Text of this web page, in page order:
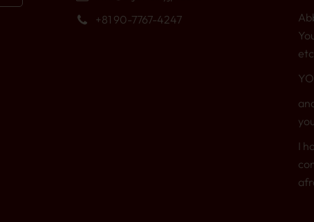
+81 90-7767-4247
I